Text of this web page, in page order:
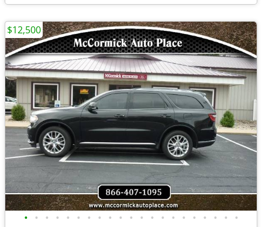
• • • • • • • • • • • • • • • • • • • • •
$12,500